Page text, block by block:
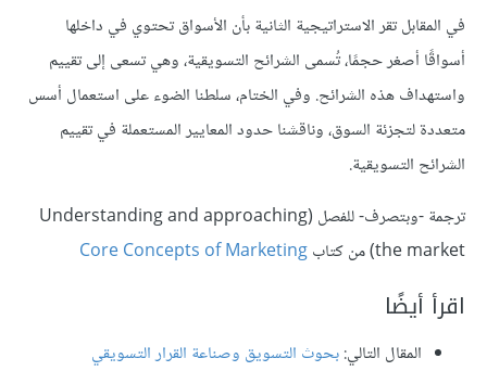
في المقابل تقر الاستراتيجية الثانية بأن الأسواق تحتوي في داخلها
أسواقًا أصغر حجمًا، تُسمى الشرائح التسويقية، وهي تسعى إلى تقييم
واستهداف هذه الشرائح. وفي الختام، سلطنا الضوء على استعمال أسس
متعددة لتجزئة السوق، وناقشنا حدود المعايير المستعملة في تقييم
الشرائح التسويقية.
ترجمة -وبتصرف- للفصل (Understanding and approaching
the market) من كتاب
Core Concepts of Marketing
اقرأ أيضًا
المقال التالي:بحوث التسويق وصناعة القرار التسويقي